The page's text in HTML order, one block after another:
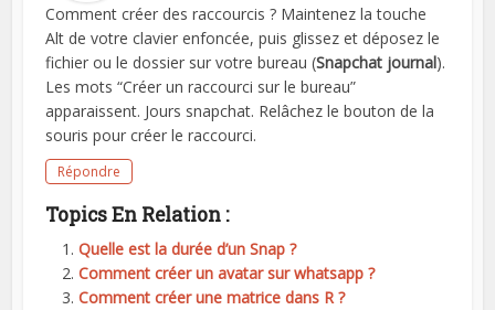
Comment créer des raccourcis ? Maintenez la touche
Alt de votre clavier enfoncée, puis glissez et déposez le
fichier ou le dossier sur votre bureau (Snapchat journal).
Les mots “Créer un raccourci sur le bureau”
apparaissent. Jours snapchat. Relâchez le bouton de la
souris pour créer le raccourci.
Répondre
Topics En Relation :
Quelle est la durée d’un Snap ?
Comment créer un avatar sur whatsapp ?
Comment créer une matrice dans R ?